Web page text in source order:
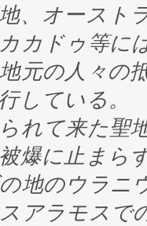
、オースト
カドゥ等に
元の人々の
している。
れて来た聖
爆に止まら
地のウラニ
アラモスで